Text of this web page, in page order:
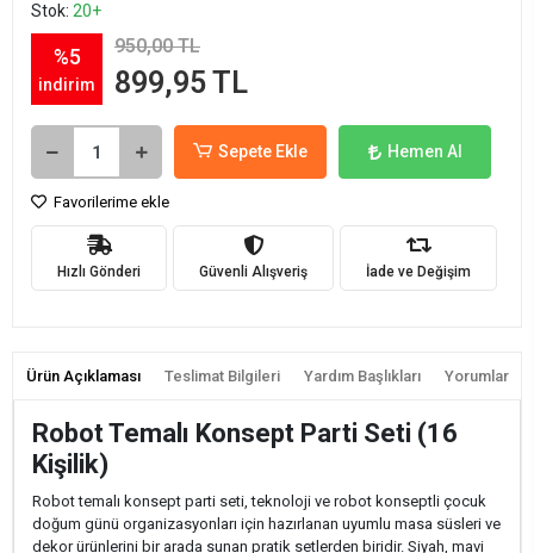
Stok: 20+
%5
indirim
950,00 TL
899,95 TL
Sepete Ekle Hemen Al
Favorilerime ekle
Hızlı Gönderi Güvenli Alışveriş İade ve Değişim
Ürün Açıklaması Teslimat Bilgileri Yardım Başlıkları Yorumlar
Robot Temalı Konsept Parti Seti (16
Kişilik)
Robot temalı konsept parti seti, teknoloji ve robot konseptli çocuk
doğum günü organizasyonları için hazırlanan uyumlu masa süsleri ve
dekor ürünlerini bir arada sunan pratik setlerden biridir. Siyah, mavi